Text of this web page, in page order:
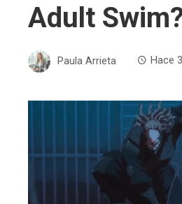
Adult
Paula Arrieta Hace